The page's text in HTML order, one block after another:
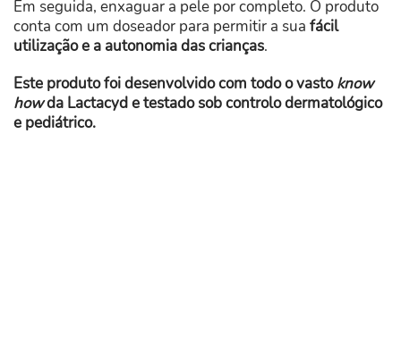
Em seguida, enxaguar a pele por completo. O produto
conta com um doseador para permitir a sua fácil
utilização e a autonomia das crianças.
Este produto foi desenvolvido com todo o vastoknow
howda Lactacyd e testado sob controlo dermatológico
e pediátrico.